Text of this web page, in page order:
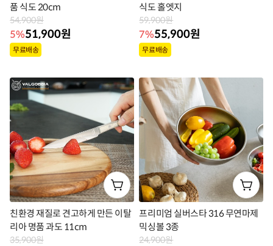
품 식도 20cm
54,900원
5%51,900원
상
라
벨
무료배송
식도 홀엣지
59,900원
7%55,900원
상
라
벨
무료배송
친환경 재질로 견고하게 만든 이탈
리아 명품 과도 11cm
35,900원
프리미엄 실버스타 316 무연마제
믹싱볼 3종
24,900원